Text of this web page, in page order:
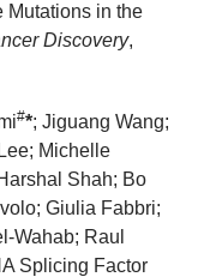
Mutations in the
Discovery,
#*; Jiguang Wang;
Michelle
Shah; Bo
Giulia Fabbri;
Wahab; Raul
Splicing Factor